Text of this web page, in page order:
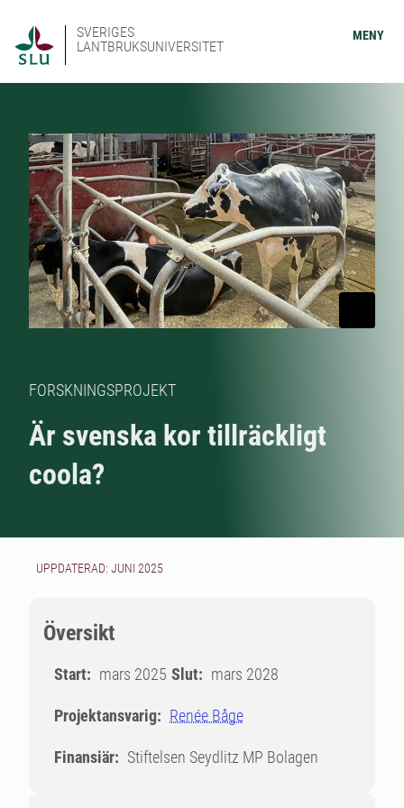
SVERIGES
LANTBRUKSUNIVERSITET
MENY
FORSKNINGSPROJEKT
Är svenska kor tillräckligt
coola?
UPPDATERAD: JUNI 2025
Översikt
Start: mars 2025 Slut: mars 2028
Projektansvarig: Renée Båge
Finansiär: Stiftelsen Seydlitz MP Bolagen